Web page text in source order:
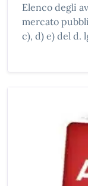
Elenco degli
mercato
c), d) e) del d.